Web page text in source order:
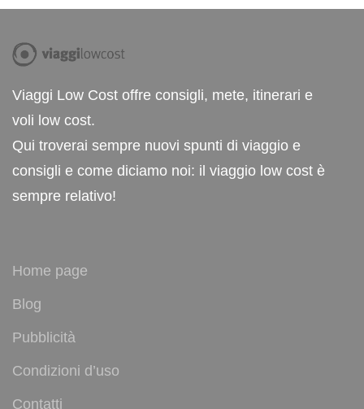
Viaggi Low Cost offre consigli, mete, itinerari e
voli low cost.
Qui troverai sempre nuovi spunti di viaggio e
consigli e come diciamo noi: il viaggio low cost è
sempre relativo!
Home page
Blog
Pubblicità
Condizioni d’uso
Contatti